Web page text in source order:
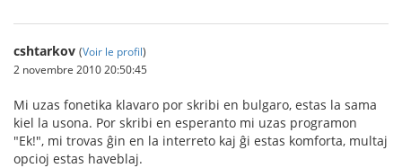
cshtarkov (Voir le profil)
2 novembre 2010 20:50:45
Mi uzas fonetika klavaro por skribi en bulgaro, estas la sama
kiel la usona. Por skribi en esperanto mi uzas programon
"Ek!", mi trovas ĝin en la interreto kaj ĝi estas komforta, multaj
opcioj estas haveblaj.